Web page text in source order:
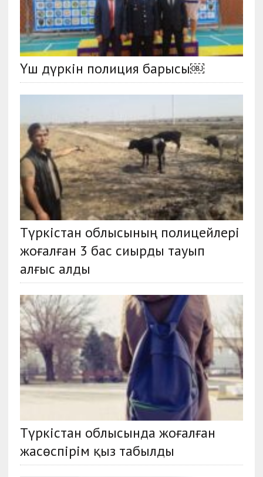
Үш дүркін полиция барысы￼
Түркістан облысының полицейлері
жоғалған 3 бас сиырды тауып
алғыс алды
Түркістан облысында жоғалған
жасөспірім қыз табылды